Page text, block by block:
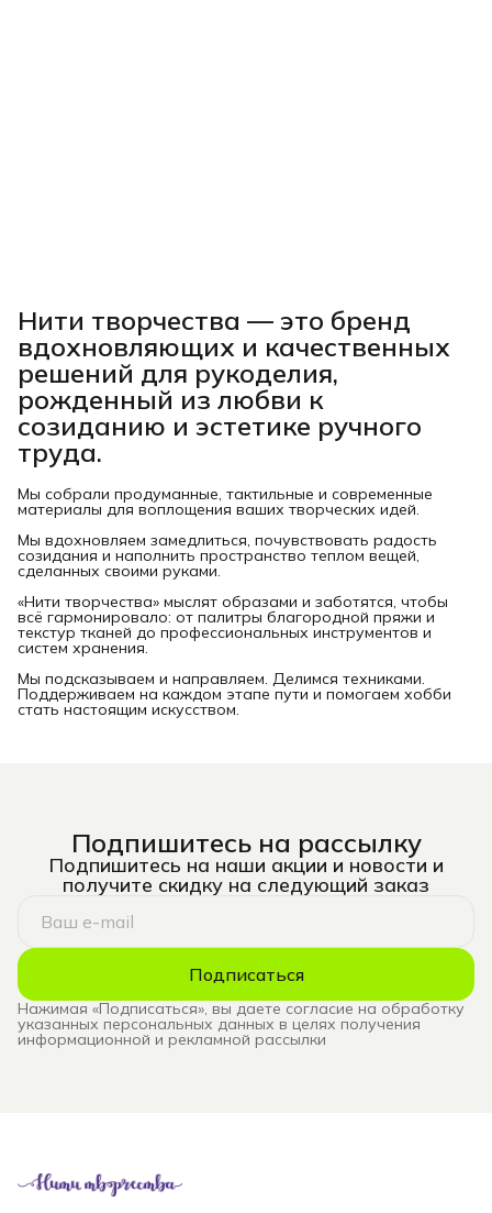
Нити творчества — это бренд
вдохновляющих и качественных
решений для рукоделия,
рожденный из любви к
созиданию и эстетике ручного
труда.
Мы собрали продуманные, тактильные и современные
материалы для воплощения ваших творческих идей.
Мы вдохновляем замедлиться, почувствовать радость
созидания и наполнить пространство теплом вещей,
сделанных своими руками.
«Нити творчества» мыслят образами и заботятся, чтобы
всё гармонировало: от палитры благородной пряжи и
текстур тканей до профессиональных инструментов и
систем хранения.
Мы подсказываем и направляем. Делимся техниками.
Поддерживаем на каждом этапе пути и помогаем хобби
стать настоящим искусством.
Подпишитесь на рассылку
Подпишитесь на наши акции и новости и
получите скидку на следующий заказ
Подписаться
Нажимая «Подписаться», вы даете согласие на обработку
указанных персональных данных в целях получения
информационной и рекламной рассылки